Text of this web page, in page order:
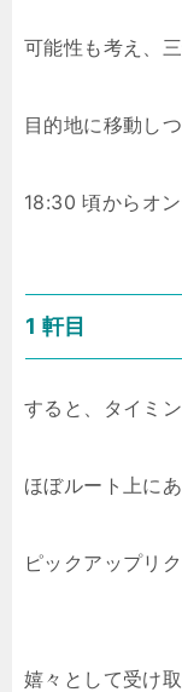
可能性も考え、
目的地に移動しつ
18:30 頃からオン
1 軒目
すると、タイミン
ほぼルート上に
ピックアップリク
嬉々として受け取